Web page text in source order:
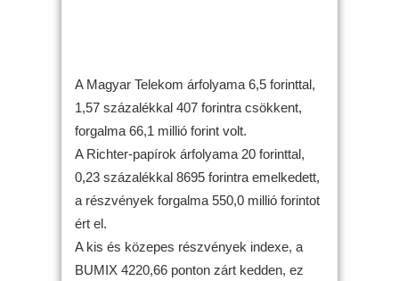
A Magyar Telekom árfolyama 6,5 forinttal,
1,57 százalékkal 407 forintra csökkent,
forgalma 66,1 millió forint volt.
A Richter-papírok árfolyama 20 forinttal,
0,23 százalékkal 8695 forintra emelkedett,
a részvények forgalma 550,0 millió forintot
ért el.
A kis és közepes részvények indexe, a
BUMIX 4220,66 ponton zárt kedden, ez